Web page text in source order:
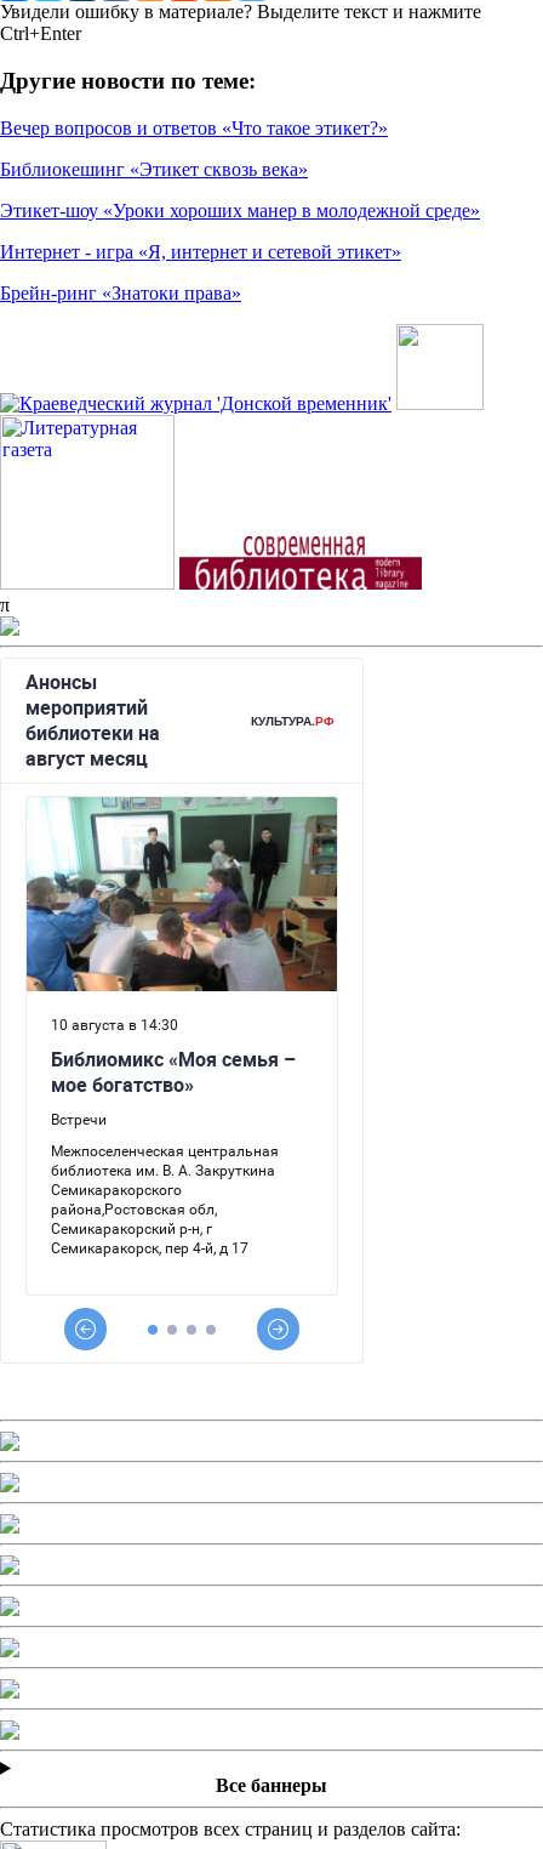
Увидели ошибку в материале? Выделите текст и нажмите
Ctrl+Enter
Другие новости по теме:
Вечер вопросов и ответов «Что такое этикет?»
Библиокешинг «Этикет сквозь века»
Этикет-шоу «Уроки хороших манер в молодежной среде»
Интернет - игра «Я, интернет и сетевой этикет»
Брейн-ринг «Знатоки права»
π
Все баннеры
Статистика просмотров всех страниц и разделов сайта: